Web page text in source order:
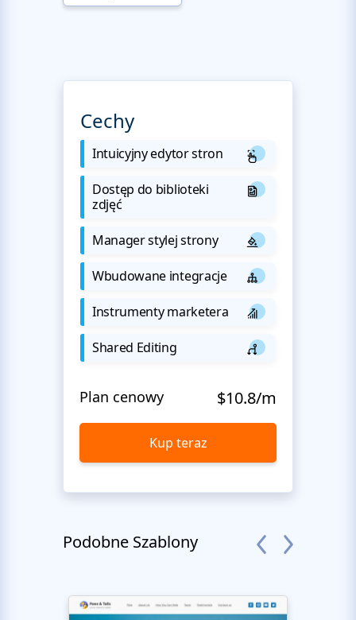
Cechy
Intuicyjny edytor stron
Dostęp do biblioteki
zdjęć
Manager stylej strony
Wbudowane integracje
Instrumenty marketera
Shared Editing
Plan cenowy $10.8/m
Kup teraz
Podobne Szablony